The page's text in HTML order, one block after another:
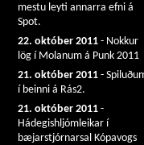
mestu leyti annarra efni á
Spot.
22. október 2011 - Nokkur
lög í Molanum á Punk 2011
21. október 2011 -
í beinni á Rás2.
21. október 2011 -
Hádegishljómleikar í
bæjarstjórnarsal Kópavogs